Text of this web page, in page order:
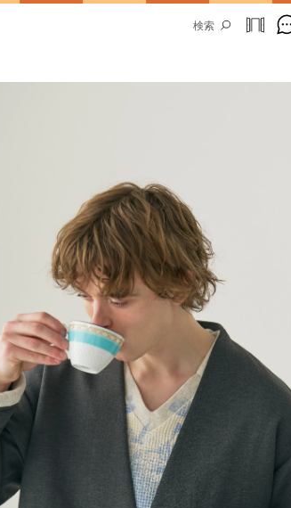
By signing up to
agreeing to our